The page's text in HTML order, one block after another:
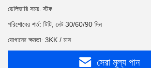
ডেলিভারি সময়: স্টক
পরিশোধের শর্ত: টিটি, নেট 30/60/90 দিন
যোগানের ক্ষমতা: 3KK / মাস
সেরা মূল্য পান